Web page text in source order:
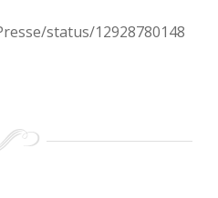
status/12928780148